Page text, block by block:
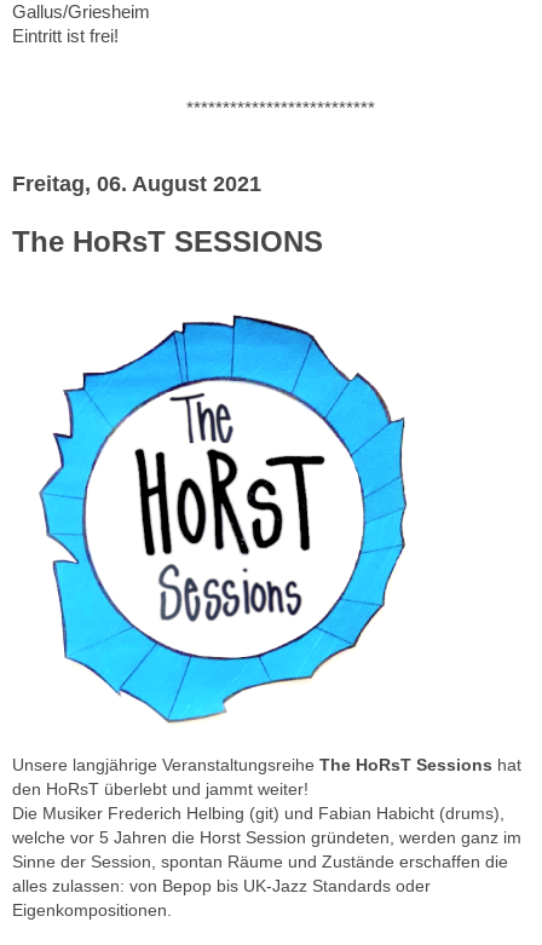
Gallus/Griesheim
Eintritt ist frei!
**************************
Freitag, 06. August 2021
The HoRsT SESSIONS
Unsere langjährige Veranstaltungsreihe The HoRsT Sessions hat
den HoRsT überlebt und jammt weiter!
Die Musiker Frederich Helbing (git) und Fabian Habicht (drums),
welche vor 5 Jahren die Horst Session gründeten, werden ganz im
Sinne der Session, spontan Räume und Zustände erschaffen die
alles zulassen: von Bepop bis UK-Jazz Standards oder
Eigenkompositionen.